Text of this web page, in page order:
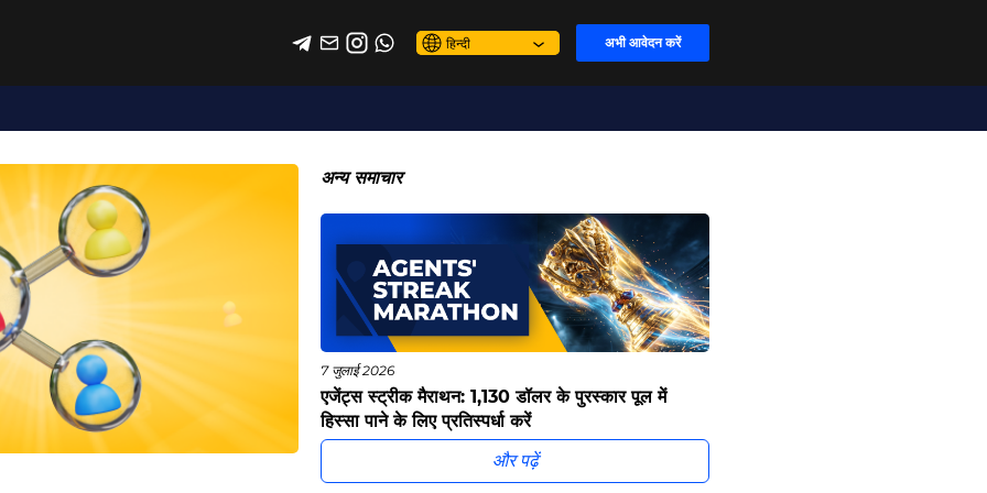
अभी आवेदन करें
हिन्दी
अन्य समाचार
7 जुलाई 2026
एजेंट्स स्ट्रीक मैराथन: 1,130 डॉलर के पुरस्कार पूल में
हिस्सा पाने के लिए प्रतिस्पर्धा करें
और पढ़ें